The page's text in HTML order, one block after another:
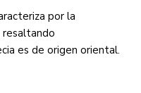
por la
resaltando
es de origen oriental.